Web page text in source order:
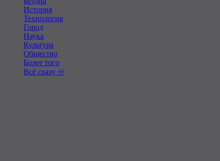
История
Технология
Город
Наука
Культура
Общество
Более того
Всё сразу ♾️